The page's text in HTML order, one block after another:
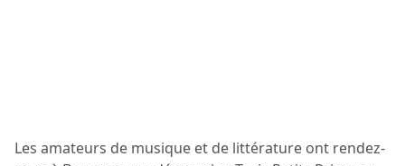
Les amateurs de musique et de littérature ont rendez-